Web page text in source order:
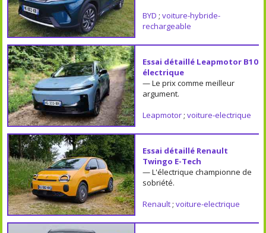
BYD ; voiture-hybride-
rechargeable
Essai détaillé Leapmotor B10
électrique
— Le prix comme meilleur
argument.
Leapmotor; voiture-electrique
Essai détaillé Renault
Twingo E-Tech
— L'électrique championne de
sobriété.
Renault; voiture-electrique